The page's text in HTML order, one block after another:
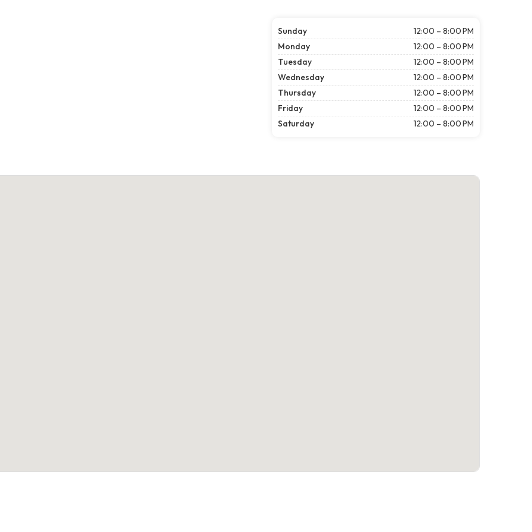
Sunday
12:00 – 8:00 PM
Monday
12:00 – 8:00 PM
Tuesday
12:00 – 8:00 PM
Wednesday
12:00 – 8:00 PM
Thursday
12:00 – 8:00 PM
Friday
12:00 – 8:00 PM
Saturday
12:00 – 8:00 PM